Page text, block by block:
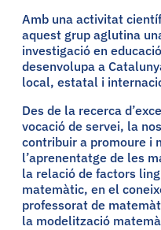
Amb una activitat
aquest grup aglutina
investigació en
desenvolupa a
local, estatal i
Des de la recerca
vocació de servei, la
contribuir a promoure i
l’aprenentatge de les
la relació de factors
matemàtic, en el
professorat de
la modelització